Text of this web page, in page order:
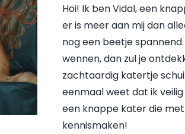
Hoi! Ik ben Vidal, een
er is meer aan mij dan
nog een beetje
wennen, dan zul je
zachtaardig katertje
eenmaal weet dat ik
een knappe kater die
kennismaken!